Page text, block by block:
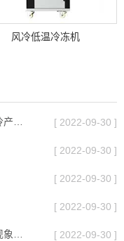
风冷低温冷冻机
[ 2022-09-30 ]
[ 2022-09-30 ]
[ 2022-09-30 ]
[ 2022-09-30 ]
[ 2022-09-30 ]